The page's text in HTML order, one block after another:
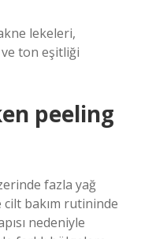
lekeleri,
ton eşitliği
peeling
fazla yağ
cilt bakım rutininde
nedeniyle